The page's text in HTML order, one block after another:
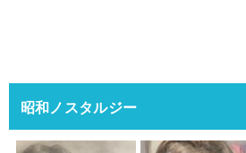
昭和ノスタルジー